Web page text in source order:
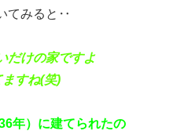
てみると‥
だけの家ですよ
すね(笑)
年）に建てられたの